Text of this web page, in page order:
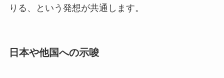
りる、という発想が共通します。
日本や他国への示唆